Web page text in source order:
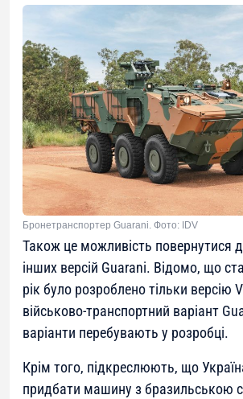
Бронетранспортер Guarani. Фото: IDV
Також це можливість повернутися
інших версій Guarani. Відомо, що
рік було розроблено тільки версію
військово-транспортний варіант
варіанти перебувають у розробці.
Крім того, підкреслюють, що
придбати машину з бразильською